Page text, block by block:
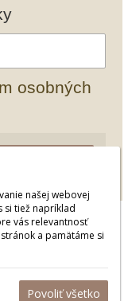
osobných
|Prihlásiť
našej webovej
si tiež napríklad
vás relevantnosť
a pamätáme si
Povoliť všetko